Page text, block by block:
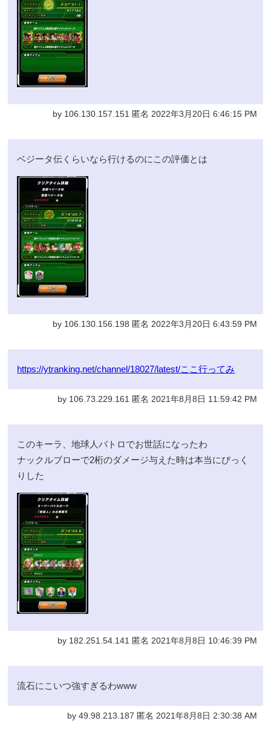
by 106.130.157.151 匿名 2022年3月20日 6:46:15 PM
ベジータ伝くらいなら行けるのにこの評価とは
by 106.130.156.198 匿名 2022年3月20日 6:43:59 PM
https://ytranking.net/channel/18027/latest/ここ行ってみ
by 106.73.229.161 匿名 2021年8月8日 11:59:42 PM
このキーラ、地球人バトロでお世話になったわ
ナックルブローで2桁のダメージ与えた時は本当にびっく
りした
by 182.251.54.141 匿名 2021年8月8日 10:46:39 PM
流石にこいつ強すぎるわwww
by 49.98.213.187 匿名 2021年8月8日 2:30:38 AM